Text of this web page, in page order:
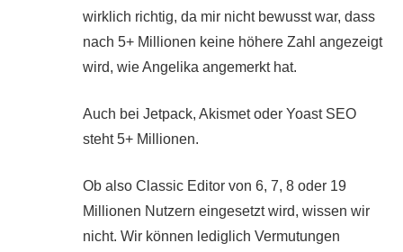
wirklich richtig, da mir nicht bewusst war, dass
nach 5+ Millionen keine höhere Zahl angezeigt
wird, wie Angelika angemerkt hat.
Auch bei Jetpack, Akismet oder Yoast SEO
steht 5+ Millionen.
Ob also Classic Editor von 6, 7, 8 oder 19
Millionen Nutzern eingesetzt wird, wissen wir
nicht. Wir können lediglich Vermutungen